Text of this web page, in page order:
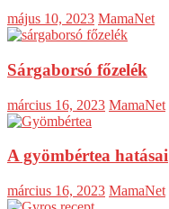
május 10, 2023 MamaNet
Sárgaborsó főzelék
március 16, 2023 MamaNet
A gyömbértea hatásai
március 16, 2023 MamaNet